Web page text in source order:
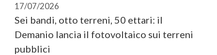
17/07/2026
Sei bandi, otto terreni, 50 ettari: il
Demanio lancia il fotovoltaico sui terreni
pubblici